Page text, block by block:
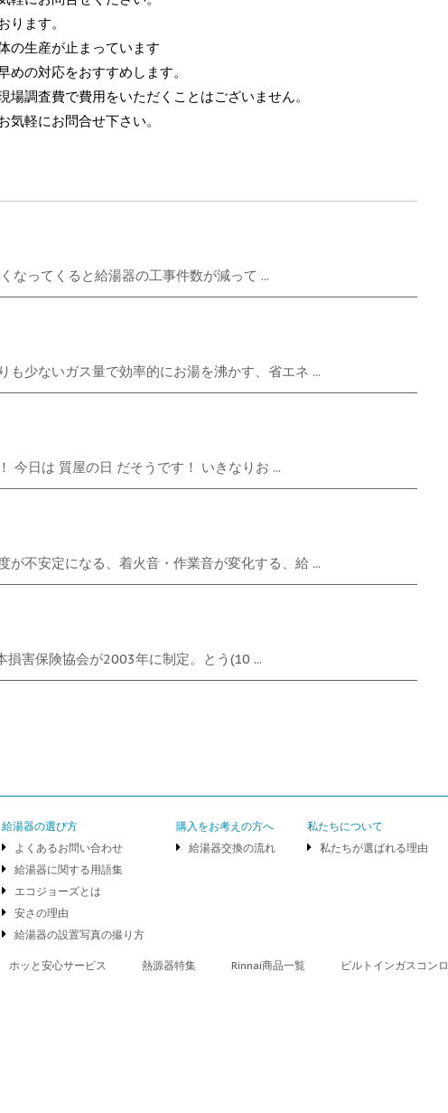
ます。
の生産が止まっています
の対応をおすすめします。
調査費で費用をいただくことはございません。
軽にお問合せ下さい。
なってくると給湯器の工事件数が減って ...
も少ないガス量で効率的にお湯を沸かす、省エネ ...
今日は 質屋の日 だそうです！ いきなりお ...
が不安定になる、着火音・作業音が変化する、給 ...
害保険協会が2003年に制定。とう(10 ...
給湯器の選び方
よくあるお問い合わせ
給湯器に関する用語集
エコジョーズとは
安さの理由
給湯器の設置写真の撮り方
購入をお考えの方へ
給湯器交換の流れ
私たちについて
私たちが選ばれる理由
ホッと安心サービス 熱源器特集 Rinnai商品一覧 ビルトインガスコンロ